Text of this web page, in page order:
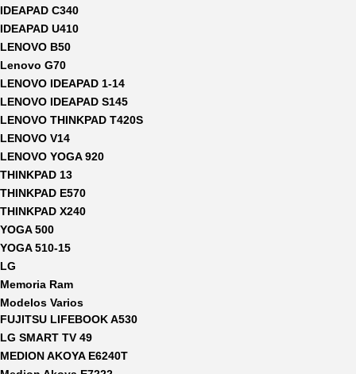
IDEAPAD C340
IDEAPAD U410
LENOVO B50
Lenovo G70
LENOVO IDEAPAD 1-14
LENOVO IDEAPAD S145
LENOVO THINKPAD T420S
LENOVO V14
LENOVO YOGA 920
THINKPAD 13
THINKPAD E570
THINKPAD X240
YOGA 500
YOGA 510-15
LG
Memoria Ram
Modelos Varios
FUJITSU LIFEBOOK A530
LG SMART TV 49
MEDION AKOYA E6240T